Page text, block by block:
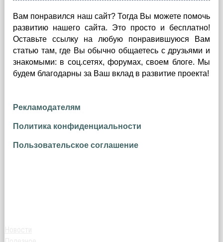
Вам понравился наш сайт? Тогда Вы можете помочь
развитию нашего сайта. Это просто и бесплатно!
Оставьте ссылку на любую понравившуюся Вам
статью там, где Вы обычно общаетесь с друзьями и
знакомыми: в соц.сетях, форумах, своем блоге. Мы
будем благодарны за Ваш вклад в развитие проекта!
Рекламодателям
Политика конфиденциальности
Пользовательское соглашение